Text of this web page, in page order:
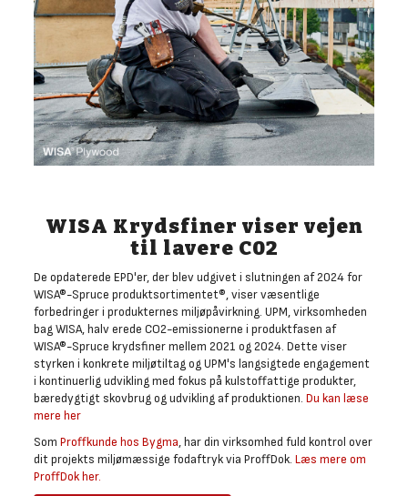
WISA Krydsfiner viser vejen
til lavere C02
De opdaterede EPD'er, der blev udgivet i slutningen af 2024 for
WISA®-Spruce produktsortimentet®, viser væsentlige
forbedringer i produkternes miljøpåvirkning. UPM, virksomheden
bag WISA, halv erede CO2-emissionerne i produktfasen af
WISA®-Spruce krydsfiner mellem 2021 og 2024. Dette viser
styrken i konkrete miljøtiltag og UPM's langsigtede engagement
i kontinuerlig udvikling med fokus på kulstoffattige produkter,
bæredygtigt skovbrug og udvikling af produktionen. Du kan læse
mere her
Som Proffkunde hos Bygma, har din virksomhed fuld kontrol over
dit projekts miljømæssige fodaftryk via ProffDok. Læs mere om
ProffDok her.